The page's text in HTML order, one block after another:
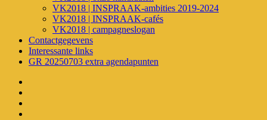
VK2018 | INSPRAAK-ambities 2019-2024
VK2018 | INSPRAAK-cafés
VK2018 | campagneslogan
Contactgegevens
Interessante links
GR 20250703 extra agendapunten